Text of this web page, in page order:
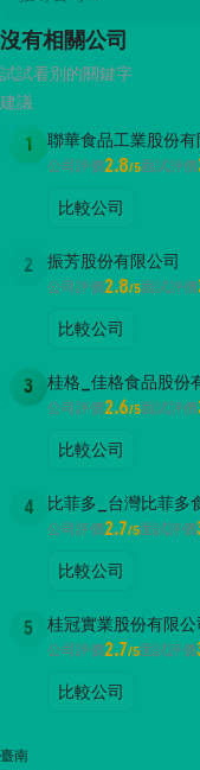
沒有相關公司
試試看別的關鍵字
建議
1 聯華食品工業股份有
公司評價2.8/5面試評價
比較公司
2 振芳股份有限公司
公司評價2.8/5面試評價
比較公司
3 桂格_佳格食品股份
公司評價2.6/5面試評價
比較公司
4 比菲多_台灣比菲多
公司評價2.7/5面試評價
比較公司
5 桂冠實業股份有限公
公司評價2.7/5面試評價
比較公司
臺南